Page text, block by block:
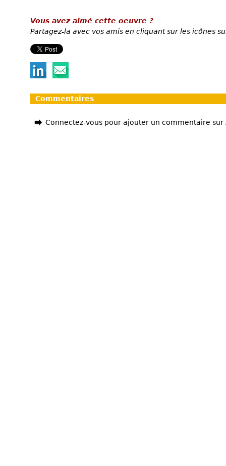
Vous avez aimé cette oeuvre ?
Partagez-la avec vos amis en cliquant sur les icônes
Commentaires
Connectez-vous pour ajouter un commentaire sur